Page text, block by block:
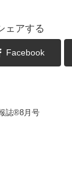
ェアする
Facebook
誌®8月号